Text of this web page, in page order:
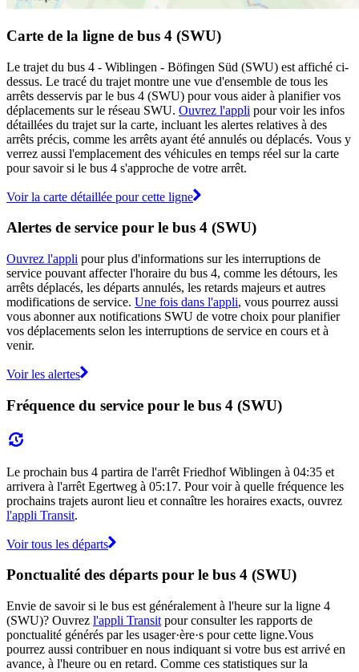
Carte de la ligne de bus 4 (SWU)
Le trajet du bus 4 - Wiblingen - Böfingen Süd (SWU) est affiché ci-
dessus. Le tracé du trajet montre une vue d'ensemble de tous les
arrêts desservis par le bus 4 (SWU) pour vous aider à planifier vos
déplacements sur le réseau SWU. Ouvrez l'appli pour voir les infos
détaillées du trajet sur la carte, incluant les alertes relatives à des
arrêts précis, comme les arrêts ayant été annulés ou déplacés. Vous y
verrez aussi l'emplacement des véhicules en temps réel sur la carte
pour savoir si le bus 4 s'approche de votre arrêt.
Voir la carte détaillée pour cette ligne
Alertes de service pour le bus 4 (SWU)
Ouvrez l'appli pour plus d'informations sur les interruptions de
service pouvant affecter l'horaire du bus 4, comme les détours, les
arrêts déplacés, les départs annulés, les retards majeurs et autres
modifications de service. Une fois dans l'appli, vous pourrez aussi
vous abonner aux notifications SWU de votre choix pour planifier
vos déplacements selon les interruptions de service en cours et à
venir.
Voir les alertes
Fréquence du service pour le bus 4 (SWU)
Le prochain bus 4 partira de l'arrêt Friedhof Wiblingen à 04:35 et
arrivera à l'arrêt Egertweg à 05:17. Pour voir à quelle fréquence les
prochains trajets auront lieu et connaître les horaires exacts, ouvrez
l'appli Transit.
Voir tous les départs
Ponctualité des départs pour le bus 4 (SWU)
Envie de savoir si le bus est généralement à l'heure sur la ligne 4
(SWU)? Ouvrez l'appli Transit pour consulter les rapports de
ponctualité générés par les usager·ère·s pour cette ligne.Vous
pourrez aussi contribuer en nous indiquant si votre bus est arrivé en
avance, à l'heure ou en retard. Comme ces statistiques sur la